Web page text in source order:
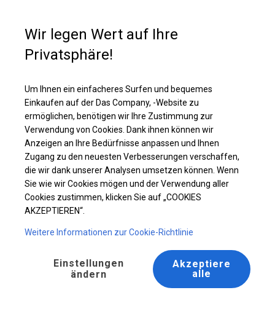
Ganzjähriges Catering-Zelt | 8x8 m
Wir legen Wert auf Ihre
Privatsphäre!
Um Ihnen ein einfacheres Surfen und bequemes
Einkaufen auf der Das Company, -Website zu
ermöglichen, benötigen wir Ihre Zustimmung zur
Verwendung von Cookies. Dank ihnen können wir
Anzeigen an Ihre Bedürfnisse anpassen und Ihnen
Zugang zu den neuesten Verbesserungen verschaffen,
die wir dank unserer Analysen umsetzen können. Wenn
Sie wie wir Cookies mögen und der Verwendung aller
Cookies zustimmen, klicken Sie auf „COOKIES
AKZEPTIEREN“.
Weitere Informationen zur Cookie-Richtlinie
Einstellungen
ändern
Akzeptiere
alle